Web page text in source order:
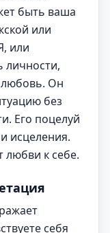
быть ваша
или
или
личности,
любовь. Он
без
Его поцелуй
исцеления.
любви к себе.
себя